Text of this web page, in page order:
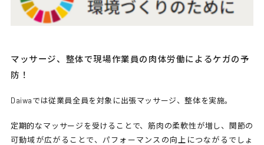
マッサージ、整体で現場作業員の 肉体労働によるケガの予
防！
Daiwaでは従業員全員を対象に出張マッサージ、整体を実施。
定期的なマッサージを受けることで、筋肉の柔軟性が増し、関節の
可動域が広がることで、パフォーマンスの向上につながる でしょ